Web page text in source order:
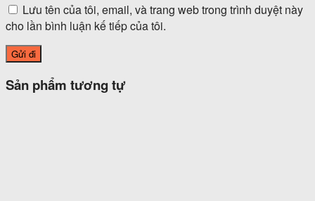
Lưu tên của tôi, email, và trang web trong trình duyệt này
cho lần bình luận kế tiếp của tôi.
Sản phẩm tương tự